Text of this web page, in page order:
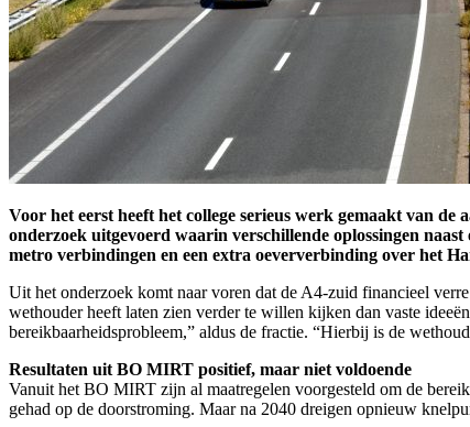
Voor het eerst heeft het college serieus werk gemaakt van
onderzoek uitgevoerd waarin verschillende oplossingen
metro verbindingen en een extra oeververbinding over het
Uit het onderzoek komt naar voren dat de A4-zuid financieel
wethouder heeft laten zien verder te willen kijken dan vaste
bereikbaarheidsprobleem,” aldus de fractie. “Hierbij is de
Resultaten uit BO MIRT positief, maar niet voldoende
Vanuit het BO MIRT zijn al maatregelen voorgesteld om de
gehad op de doorstroming. Maar na 2040 dreigen opnieuw